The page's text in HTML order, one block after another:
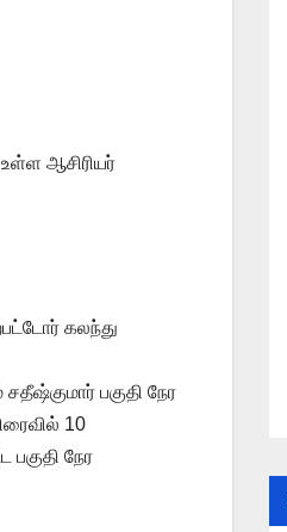
உள்ள ஆசிரியர்
கலந்து
பகுதி நேர
10
நேர